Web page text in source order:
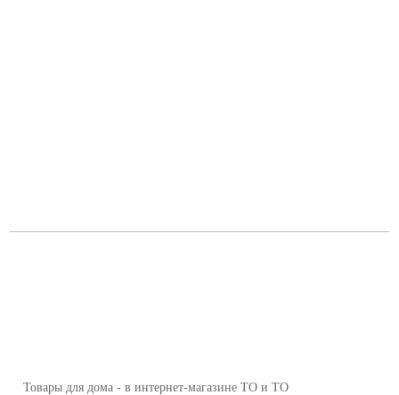
Товары для дома - в интернет-магазине ТО и ТО